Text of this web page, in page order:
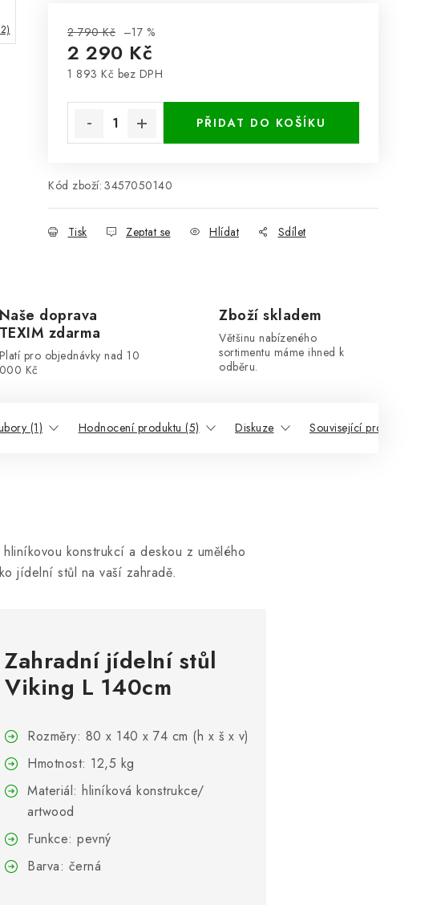
2 790 Kč –17 %
2 290 Kč
1 893 Kč bez DPH
PŘIDAT DO KOŠÍKU
Kód zboží: 3457050140
Tisk Zeptat se Hlídat Sdílet
Naše doprava
TEXIM zdarma
Platí pro objednávky nad 10
000 Kč
Zboží skladem
Většinu nabízeného
sortimentu máme ihned k
odběru.
(1) Hodnocení produktu (5) Diskuze Související produkty
konstrukcí a deskou z umělého
jídelní stůl na vaší zahradě.
Zahradní jídelní stůl
Viking L 140cm
Rozměry: 80 x 140 x 74 cm (h x š x v)
Hmotnost: 12,5 kg
Materiál: hliníková konstrukce/
artwood
Funkce: pevný
Barva: černá